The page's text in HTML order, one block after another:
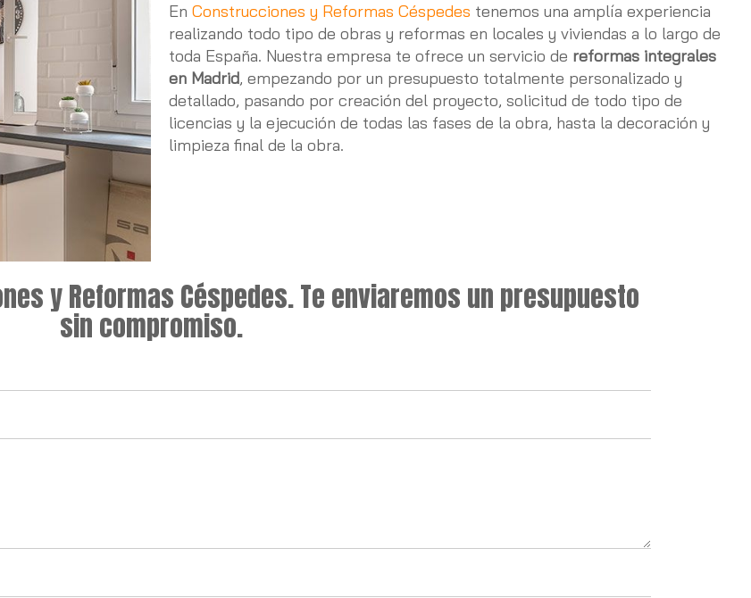
En Construcciones y Reformas Céspedes tenemos una amplía experiencia
realizando todo tipo de obras y reformas en locales y viviendas a lo largo de
toda España. Nuestra empresa te ofrece un servicio de reformas integrales
en Madrid, empezando por un presupuesto totalmente personalizado y
detallado, pasando por creación del proyecto, solicitud de todo tipo de
licencias y la ejecución de todas las fases de la obra, hasta la decoración y
limpieza final de la obra.
y Reformas Céspedes. Te enviaremos un presupuesto
sin compromiso.